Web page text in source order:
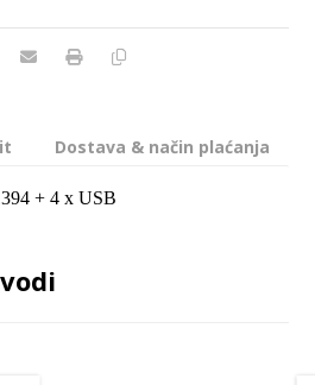
Dostava & način plaćanja
+ 4 x USB